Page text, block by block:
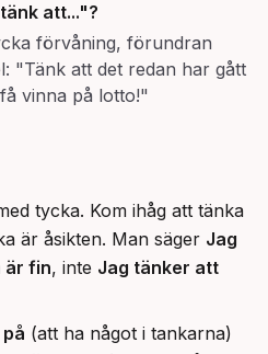
att..."?
förvåning, förundran
"Tänk att det redan har gått
vinna på lotto!"
tycka. Kom ihåg att tänka
är åsikten. Man säger Jag
är fin, inte Jag tänker att
(att ha något i tankarna)